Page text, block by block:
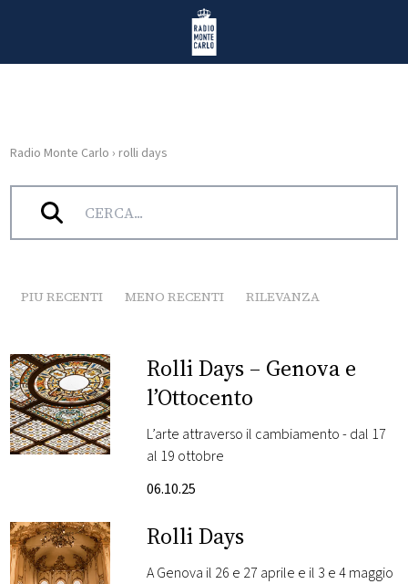
Radio Monte Carlo
HOME
RADIO
NEWS
FOTO
EVENTI
Radio Monte Carlo › rolli days
Tag:rolli days
PIU RECENTI MENO RECENTI RILEVANZA
Rolli Days – Genova e
l’Ottocento
L’arte attraverso il cambiamento - dal 17
al 19 ottobre
06.10.25
Rolli Days
A Genova il 26 e 27 aprile e il 3 e 4 maggio